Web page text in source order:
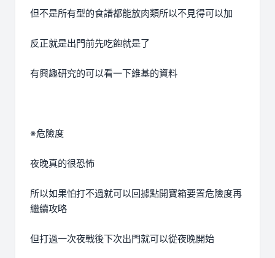
但不是所有型的食譜都能放肉類所以不見得可以加
反正就是出門前先吃飽就是了
有興趣研究的可以看一下維基的資料
※危險度
夜晚真的很恐怖
所以如果怕打不過就可以回據點開寶箱要置危險度再
繼續攻略
但打過一次夜戰後下次出門就可以從夜晚開始